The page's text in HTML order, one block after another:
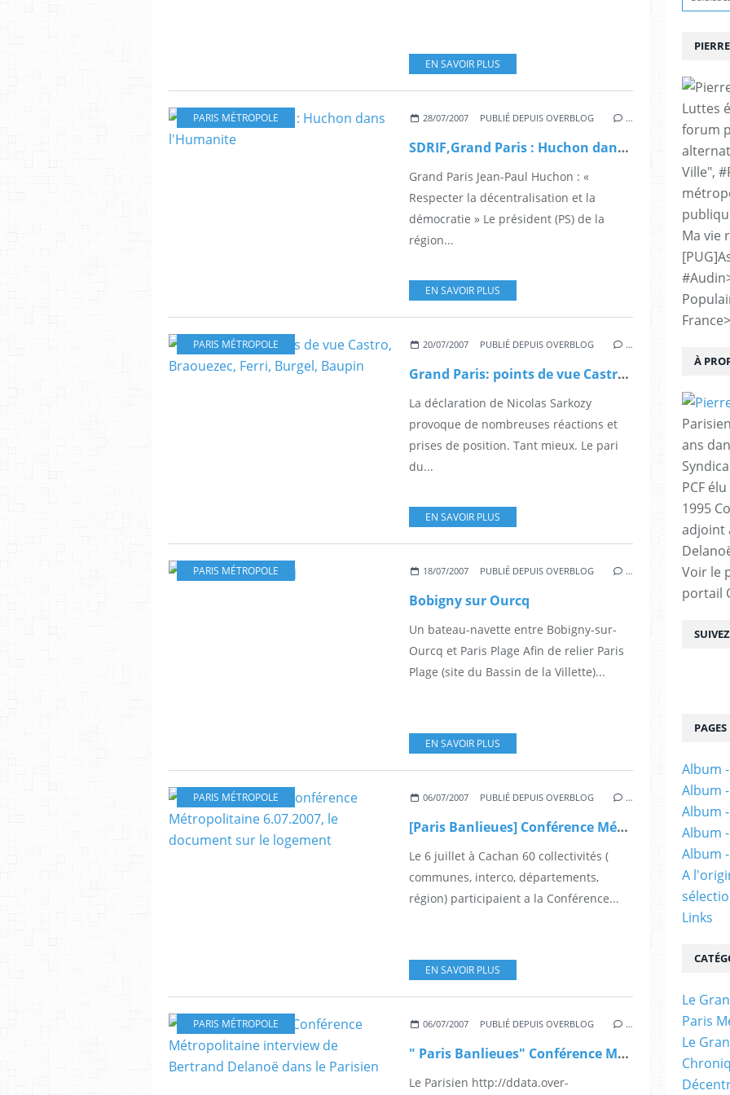
EN SAVOIR PLUS
PARIS MÉTROPOLE 28/07/2007 PUBLIÉ DEPUIS OVERBLOG …
SDRIF,Grand Paris : Huchon dans l'Humanite
Grand Paris Jean-Paul Huchon : «
Respecter la décentralisation et la
démocratie » Le président (PS) de la
région...
EN SAVOIR PLUS
PARIS MÉTROPOLE 20/07/2007 PUBLIÉ DEPUIS OVERBLOG …
Grand Paris: points de vue Castro, Braouezec, Ferri, Burgel, Baupin
La déclaration de Nicolas Sarkozy
provoque de nombreuses réactions et
prises de position. Tant mieux. Le pari
du...
EN SAVOIR PLUS
PARIS MÉTROPOLE 18/07/2007 PUBLIÉ DEPUIS OVERBLOG …
Bobigny sur Ourcq
Un bateau-navette entre Bobigny-sur-
Ourcq et Paris Plage Afin de relier Paris
Plage (site du Bassin de la Villette)...
EN SAVOIR PLUS
PARIS MÉTROPOLE 06/07/2007 PUBLIÉ DEPUIS OVERBLOG …
[Paris Banlieues] Conférence Métropolitaine 6.07.2007, le document sur le logement
Le 6 juillet à Cachan 60 collectivités (
communes, interco, départements,
région) participaient a la Conférence...
EN SAVOIR PLUS
PARIS MÉTROPOLE 06/07/2007 PUBLIÉ DEPUIS OVERBLOG …
" Paris Banlieues" Conférence Métropolitaine interview de Bertrand Delanoë dans le Parisien
Le Parisien http://ddata.over-
Luttes
forum
Ville",
Ma vie
À
ans
PCF
1995
adjoint
Voir le
portail
PAGES
Album
Album
Album
Album
Album
A
Links
Le
Paris
Le